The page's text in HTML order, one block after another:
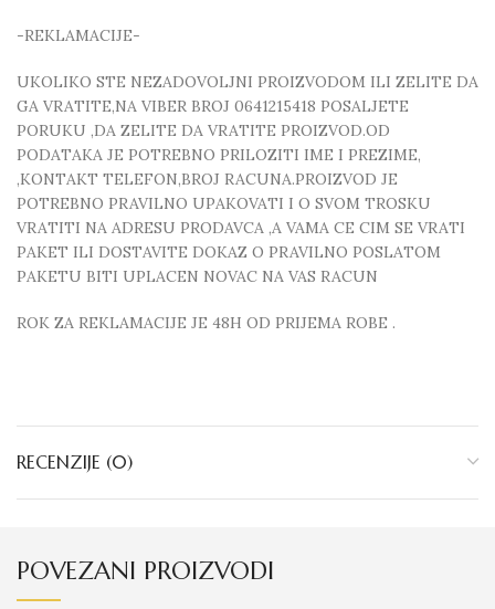
-REKLAMACIJE-
UKOLIKO STE NEZADOVOLJNI PROIZVODOM ILI ZELITE DA
GA VRATITE,NA VIBER BROJ 0641215418 POSALJETE
PORUKU ,DA ZELITE DA VRATITE PROIZVOD.OD
PODATAKA JE POTREBNO PRILOZITI IME I PREZIME,
,KONTAKT TELEFON,BROJ RACUNA.PROIZVOD JE
POTREBNO PRAVILNO UPAKOVATI I O SVOM TROSKU
VRATITI NA ADRESU PRODAVCA ,A VAMA CE CIM SE VRATI
PAKET ILI DOSTAVITE DOKAZ O PRAVILNO POSLATOM
PAKETU BITI UPLACEN NOVAC NA VAS RACUN
ROK ZA REKLAMACIJE JE 48H OD PRIJEMA ROBE .
RECENZIJE (0)
POVEZANI PROIZVODI